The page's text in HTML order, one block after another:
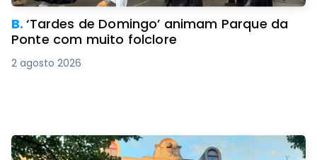
B.‘Tardes de Domingo’ animam Parque da
Ponte com muito folclore
2 agosto 2026